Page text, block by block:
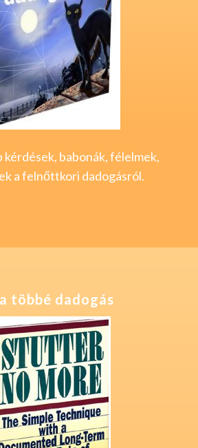
kérdések, babonák, félelmek,
a felnőttkori dadogásról.
többé dadogás